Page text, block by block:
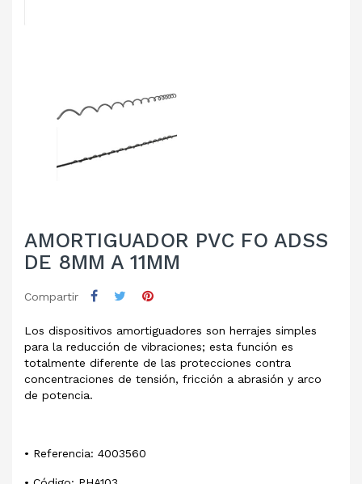
AMORTIGUADOR PVC FO ADSS
DE 8MM A 11MM
Compartir
Los dispositivos amortiguadores son herrajes simples
para la reducción de vibraciones; esta función es
totalmente diferente de las protecciones contra
concentraciones de tensión, fricción a abrasión y arco
de potencia.
• Referencia: 4003560